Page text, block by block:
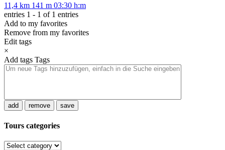
11,4 km 141 m 03:30 h:m
entries 1 - 1 of 1 entries
Add to my favorites
Remove from my favorites
Edit tags
×
Add tags Tags
add remove save
Tours categories